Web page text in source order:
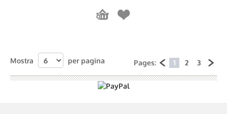
Pages: 1 2 3
Mostra per pagina